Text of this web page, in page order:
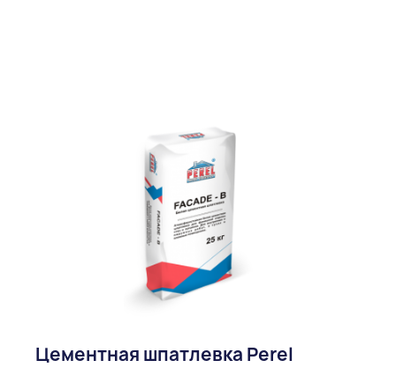
Цементная шпатлевка Perel